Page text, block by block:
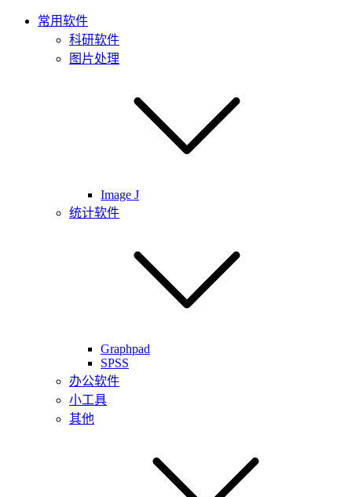
常用软件
科研软件
图片处理
Image J
统计软件
Graphpad
SPSS
办公软件
小工具
其他